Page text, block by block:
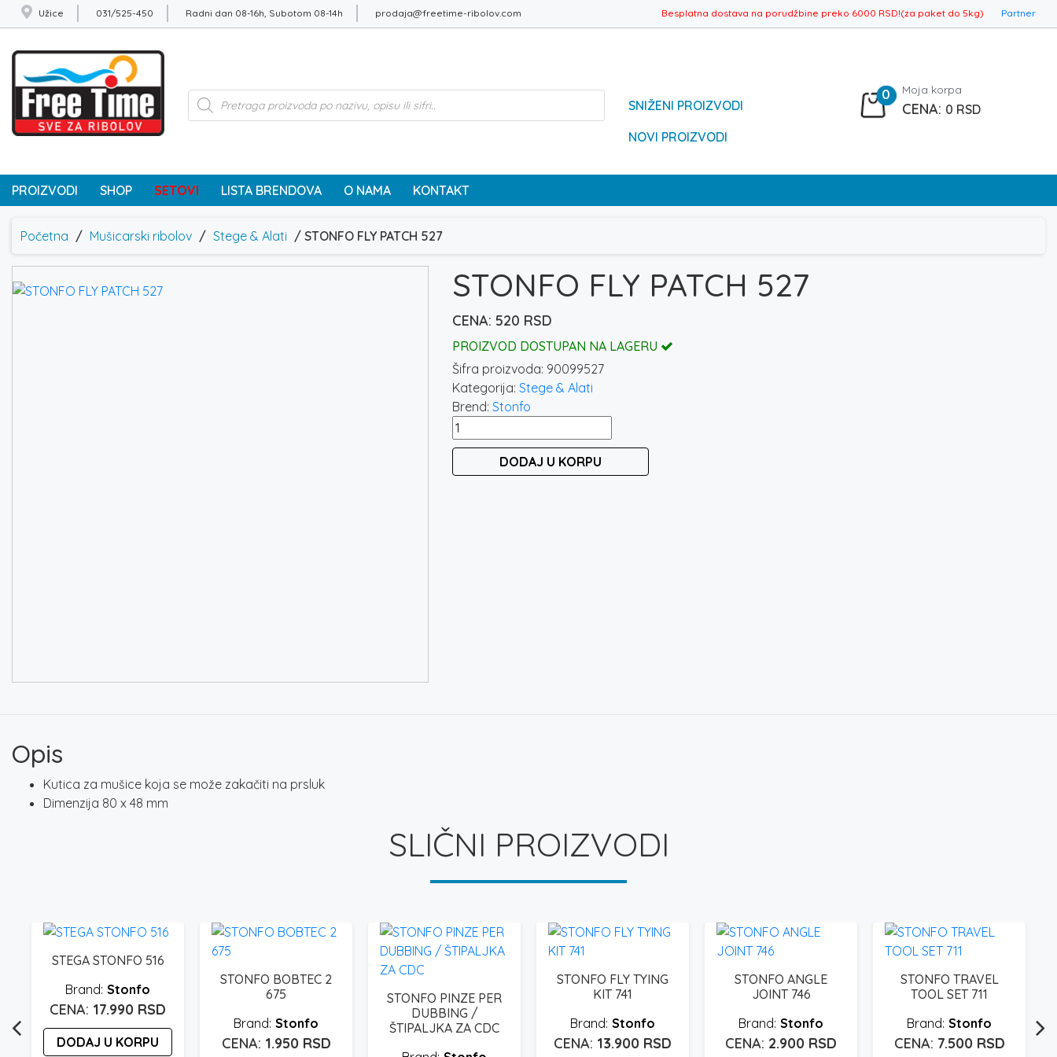
Užice 031/525-450 Radni dan 08-16h, Subotom 08-14h prodaja@freetime-ribolov.com Besplatna dostava na porudžbine preko 6000 RSD!(za paket do 5kg) Partner
Products
search
SNIŽENI PROIZVODI
NOVI PROIZVODI
0 Moja korpa
0 RSD
PROIZVODI SHOP SETOVI LISTA BRENDOVA O NAMA KONTAKT
Početna / Mušicarski ribolov / Stege & Alati / STONFO FLY PATCH 527
STONFO FLY PATCH 527
520 RSD
PROIZVOD DOSTUPAN NA LAGERU
Šifra proizvoda: 90099527
Kategorija: Stege & Alati
Brend: Stonfo
STONFO
FLY
DODAJ U KORPU
Opis
Kutica za mušice koja se može zakačiti na prsluk
Dimenzija 80 x 48 mm
SLIČNI PROIZVODI
STEGA STONFO 516
Stonfo
17.990 RSD
DODAJ U KORPU
STONFO BOBTEC 2
675
Stonfo
1.950 RSD
STONFO PINZE PER
DUBBING /
ŠTIPALJKA ZA CDC
STONFO FLY TYING
KIT 741
Stonfo
13.900 RSD
STONFO ANGLE
JOINT 746
Stonfo
2.900 RSD
STONFO TRAVEL
TOOL SET 711
Stonfo
7.500 RSD